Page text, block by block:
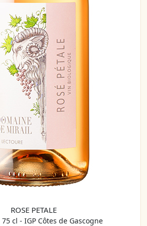
ROSE PETALE
cl - IGP Côtes de Gascogne